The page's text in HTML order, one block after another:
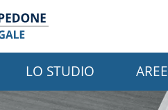
LO STUDIO